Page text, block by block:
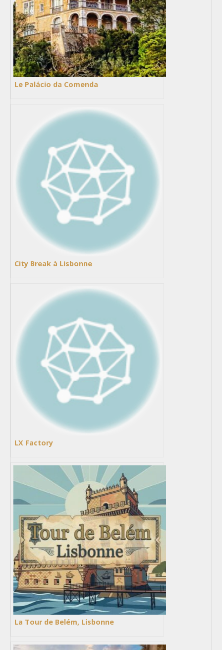
Le Palácio da Comenda
City Break à Lisbonne
LX Factory
La Tour de Belém, Lisbonne